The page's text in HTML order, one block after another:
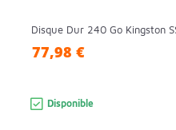
Disque Dur 240 Go Kingston
77,98 €
Disponible